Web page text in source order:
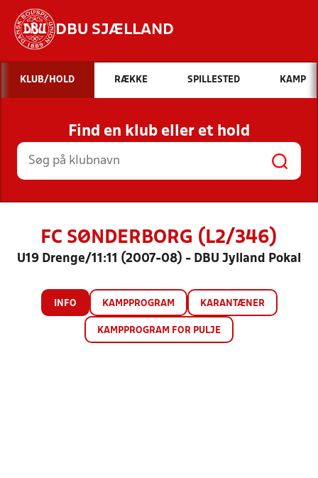
DBU SJÆLLAND
Hvad vil du søge efter?
INDHOLD OG NYHEDER
STILLINGER, RESULTATER, KLUBBER OG
HOLD
KLUB/HOLD RÆKKE SPILLESTED KAMP
Find en klub eller et hold
FC SØNDERBORG (L2/346)
U19 Drenge/11:11 (2007-08) - DBU Jylland Pokal
INFO KAMPPROGRAM KARANTÆNER
KAMPPROGRAM FOR PULJE